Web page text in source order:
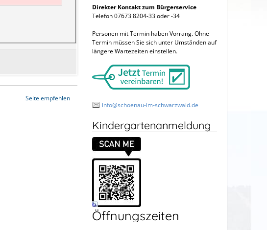
Seite empfehlen
Direkter Kontakt zum Bürgerservice
Telefon 07673 8204-33 oder -34
Personen mit Termin haben Vorrang. Ohne
Termin müssen Sie sich unter Umständen auf
längere Wartezeiten einstellen.
info@schoenau-im-schwarzwald.de
Kindergartenanmeldung
Öffnungszeiten